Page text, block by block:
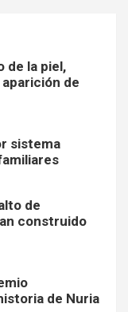
de la piel,
de
sistema
de
construido
de Nuria